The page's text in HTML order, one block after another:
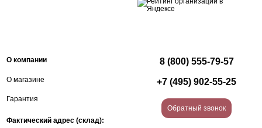
О компании
О магазине
Гарантия
Фактический адрес (склад):
8 (800) 555-79-57
+7 (495) 902-55-25
Обратный звонок